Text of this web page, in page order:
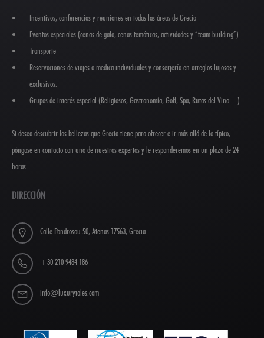
Incentivos, conferencias y reuniones en todas las áreas de Grecia
Eventos especiales (cenas de gala, cenas temáticas, actividades y “team building”)
Transporte
Reservaciones de viajes a medica individuales y conserjería en arreglos lujosos y
exclusivos.
Grupos de interés especial (Religiosos, Gastronomía, Golf, Spa, Rutas del Vino…)
Si desea descubrir las bellezas que Grecia tiene para ofrecer e ir más allá de lo típico,
póngase en contacto con uno de nuestros expertos y le responderemos en un plazo de 24
horas.
DIRECCIÓN
Calle Pandrosou 50, Atenas 17563, Grecia
+30 210 9484 186
info@luxurytales.com